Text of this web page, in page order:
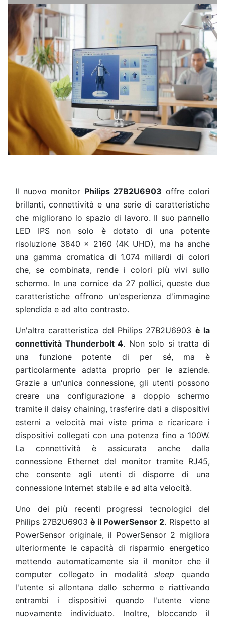
Il nuovo monitor Philips 27B2U6903 offre colori
brillanti, connettività e una serie di caratteristiche
che migliorano lo spazio di lavoro. Il suo pannello
LED IPS non solo è dotato di una potente
risoluzione 3840 x 2160 (4K UHD), ma ha anche
una gamma cromatica di 1.074 miliardi di colori
che, se combinata, rende i colori più vivi sullo
schermo. In una cornice da 27 pollici, queste due
caratteristiche offrono un'esperienza d'immagine
splendida e ad alto contrasto.
Un'altra caratteristica del Philips 27B2U6903 è la
connettività Thunderbolt 4. Non solo si tratta di
una funzione potente di per sé, ma è
particolarmente adatta proprio per le aziende.
Grazie a un'unica connessione, gli utenti possono
creare una configurazione a doppio schermo
tramite il daisy chaining, trasferire dati a dispositivi
esterni a velocità mai viste prima e ricaricare i
dispositivi collegati con una potenza fino a 100W.
La connettività è assicurata anche dalla
connessione Ethernet del monitor tramite RJ45,
che consente agli utenti di disporre di una
connessione Internet stabile e ad alta velocità.
Uno dei più recenti progressi tecnologici del
Philips 27B2U6903 è il PowerSensor 2. Rispetto al
PowerSensor originale, il PowerSensor 2 migliora
ulteriormente le capacità di risparmio energetico
mettendo automaticamente sia il monitor che il
computer collegato in modalitàsleep quando
l'utente si allontana dallo schermo e riattivando
entrambi i dispositivi quando l'utente viene
nuovamente individuato. Inoltre, bloccando il